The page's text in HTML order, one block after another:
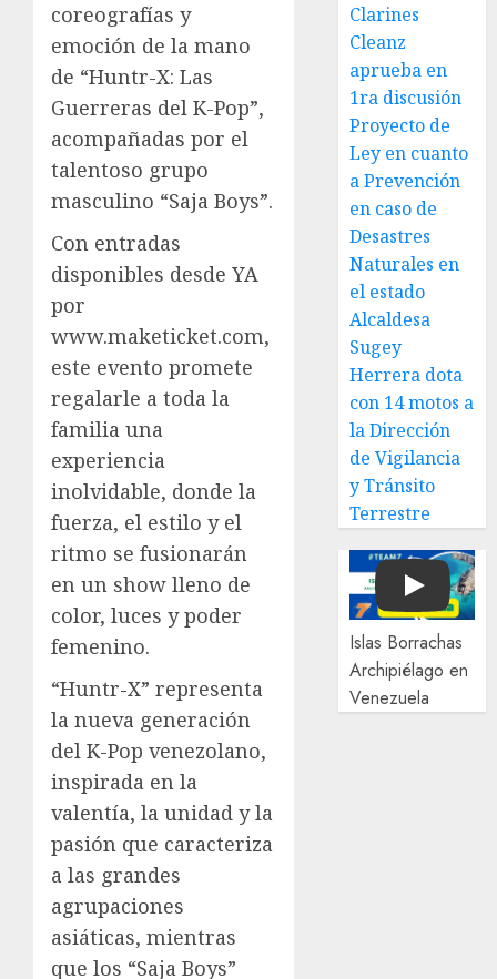
coreografías y
emoción de la mano
de “Huntr-X: Las
Guerreras del K-Pop”,
acompañadas por el
talentoso grupo
masculino “Saja Boys”.
Con entradas
disponibles desde YA
por
www.maketicket.com,
este evento promete
regalarle a toda la
familia una
experiencia
inolvidable, donde la
fuerza, el estilo y el
ritmo se fusionarán
en un show lleno de
color, luces y poder
femenino.
“Huntr-X” representa
la nueva generación
del K-Pop venezolano,
inspirada en la
valentía, la unidad y la
pasión que caracteriza
a las grandes
agrupaciones
asiáticas, mientras
que los “Saja Boys”
Clarines
Cleanz
aprueba en
1ra discusión
Proyecto de
Ley en cuanto
a Prevención
en caso de
Desastres
Naturales en
el estado
Alcaldesa
Sugey
Herrera dota
con 14 motos a
la Dirección
de Vigilancia
y Tránsito
Terrestre
Play
Islas Borrachas
Archipiélago en
Venezuela